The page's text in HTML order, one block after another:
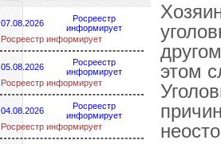
07.08.2026
Росреестр
информирует
Росреестр информирует
05.08.2026
Росреестр
информирует
Росреестр информирует
04.08.2026
Росреестр
информирует
Росреестр информирует
этом